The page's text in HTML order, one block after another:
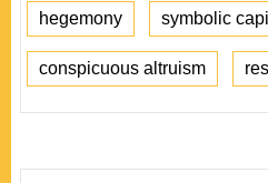
hegemony symbolic
conspicuous altruism